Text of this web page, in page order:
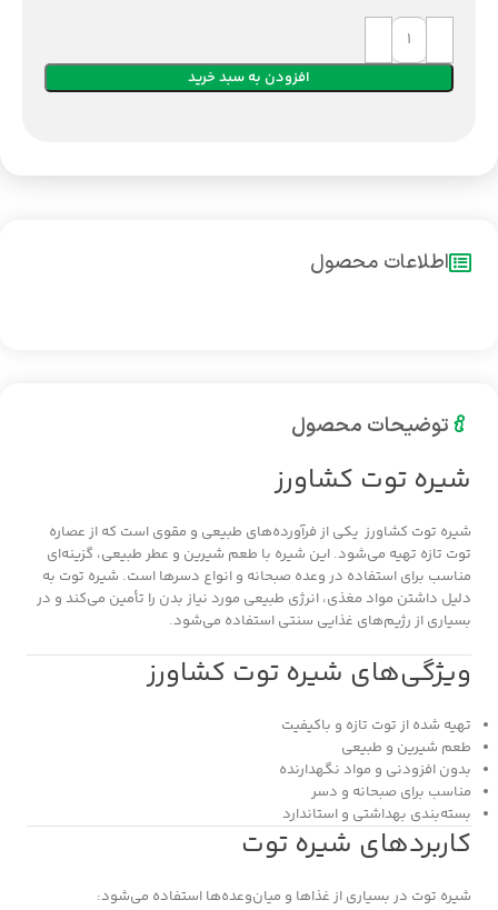
افزودن به سبد خرید
توضیحات محصول
شیره توت کشاورز
شیره توت کشاورز یکی از فرآورده‌های طبیعی و مقوی است که از عصاره
توت تازه تهیه می‌شود. این شیره با طعم شیرین و عطر طبیعی، گزینه‌ای
مناسب برای استفاده در وعده صبحانه و انواع دسرها است. شیره توت به
دلیل داشتن مواد مغذی، انرژی طبیعی مورد نیاز بدن را تأمین می‌کند و در
بسیاری از رژیم‌های غذایی سنتی استفاده می‌شود.
ویژگی‌های شیره توت کشاورز
تهیه شده از توت تازه و باکیفیت
طعم شیرین و طبیعی
بدون افزودنی و مواد نگهدارنده
مناسب برای صبحانه و دسر
بسته‌بندی بهداشتی و استاندارد
کاربردهای شیره توت
شیره توت در بسیاری از غذاها و میان‌وعده‌ها استفاده می‌شود:
اطلاعات محصول